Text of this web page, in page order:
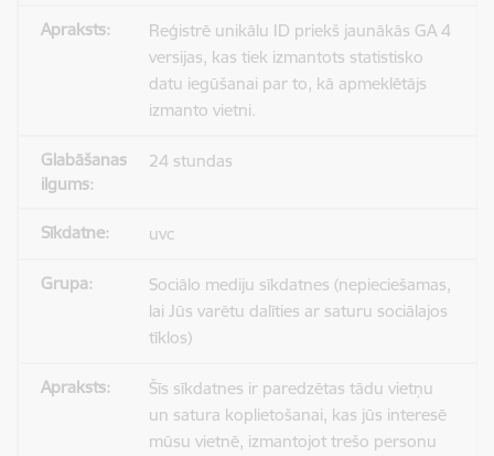
Reģistrē unikālu ID priekš jaunākās GA 4
versijas, kas tiek izmantots statistisko
datu iegūšanai par to, kā apmeklētājs
izmanto vietni.
24 stundas
uvc
Sociālo mediju sīkdatnes (nepieciešamas,
lai Jūs varētu dalīties ar saturu sociālajos
tīklos)
Šīs sīkdatnes ir paredzētas tādu vietņu
un satura koplietošanai, kas jūs interesē
mūsu vietnē, izmantojot trešo personu